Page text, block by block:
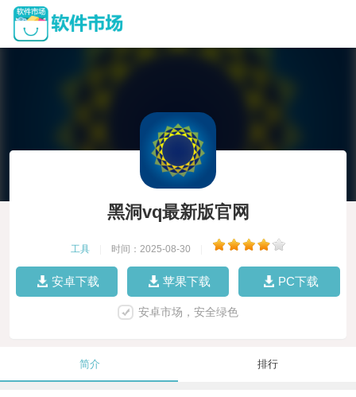
黑洞vq最新版官网
工具 时间：2025-08-30
安卓下载 苹果下载 PC下载
安卓市场，安全绿色
简介 排行